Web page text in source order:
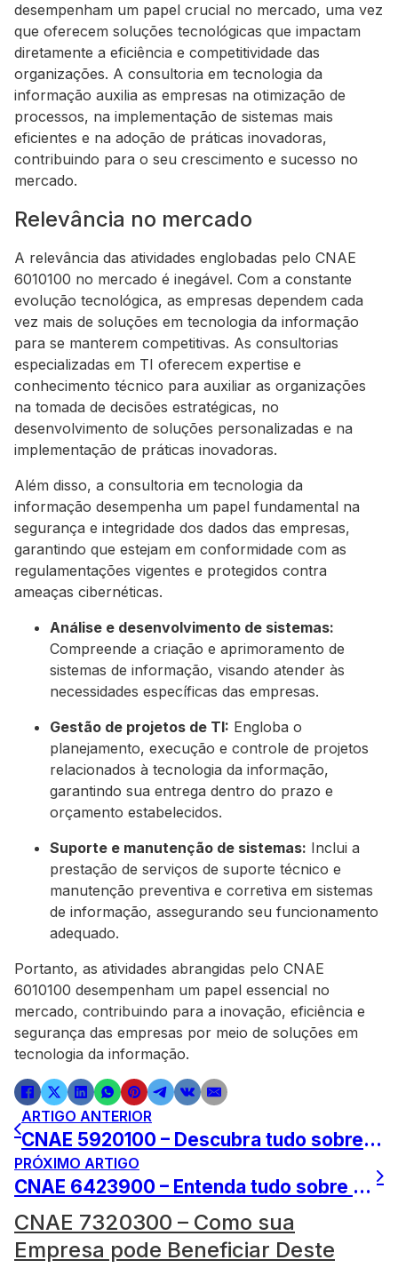
desempenham um papel crucial no mercado, uma vez
que oferecem soluções tecnológicas que impactam
diretamente a eficiência e competitividade das
organizações. A consultoria em tecnologia da
informação auxilia as empresas na otimização de
processos, na implementação de sistemas mais
eficientes e na adoção de práticas inovadoras,
contribuindo para o seu crescimento e sucesso no
mercado.
Relevância no mercado
A relevância das atividades englobadas pelo CNAE
6010100 no mercado é inegável. Com a constante
evolução tecnológica, as empresas dependem cada
vez mais de soluções em tecnologia da informação
para se manterem competitivas. As consultorias
especializadas em TI oferecem expertise e
conhecimento técnico para auxiliar as organizações
na tomada de decisões estratégicas, no
desenvolvimento de soluções personalizadas e na
implementação de práticas inovadoras.
Além disso, a consultoria em tecnologia da
informação desempenha um papel fundamental na
segurança e integridade dos dados das empresas,
garantindo que estejam em conformidade com as
regulamentações vigentes e protegidos contra
ameaças cibernéticas.
Análise e desenvolvimento de sistemas:
Compreende a criação e aprimoramento de
sistemas de informação, visando atender às
necessidades específicas das empresas.
Gestão de projetos de TI: Engloba o
planejamento, execução e controle de projetos
relacionados à tecnologia da informação,
garantindo sua entrega dentro do prazo e
orçamento estabelecidos.
Suporte e manutenção de sistemas: Inclui a
prestação de serviços de suporte técnico e
manutenção preventiva e corretiva em sistemas
de informação, assegurando seu funcionamento
adequado.
Portanto, as atividades abrangidas pelo CNAE
6010100 desempenham um papel essencial no
mercado, contribuindo para a inovação, eficiência e
segurança das empresas por meio de soluções em
tecnologia da informação.
ARTIGO ANTERIOR
CNAE 5920100 – Descubra tudo sobre produção audiovisual
PRÓXIMO ARTIGO
CNAE 6423900 – Entenda tudo sobre atividades de bancos múltiplos
CNAE 7320300 – Como sua
Empresa pode Beneficiar Deste